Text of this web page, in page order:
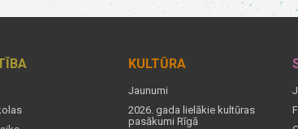
KULTŪRA
Jaunumi
2026. gada lielākie kultūras
pasākumi Rīgā